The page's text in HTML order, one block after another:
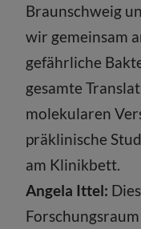
Braunschweig
wir gemeinsam
gefährliche
gesamte
molekularen
präklinische
am Klinikbett.
Angela Ittel: